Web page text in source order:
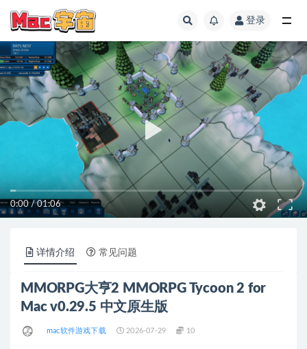
登录
0:00/01:06
详情介绍 常见问题
MMORPG大亨2 MMORPG Tycoon 2 for
Mac v0.29.5 中文原生版
mac软件游戏下载 2026-07-29 10